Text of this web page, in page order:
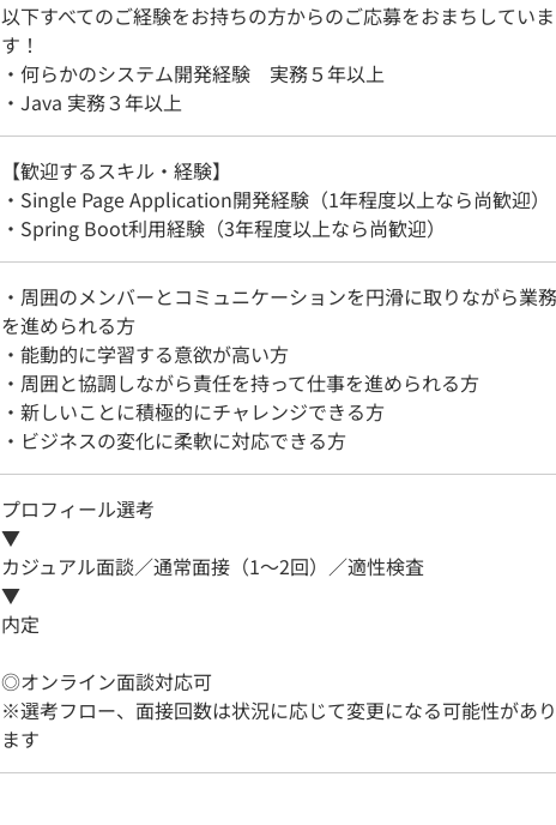
以下すべてのご経験をお持ちの方からのご応募をおまちしていま
す！
・何らかのシステム開発経験 実務５年以上
・Java 実務３年以上
【歓迎するスキル・経験】
・Single Page Application開発経験（1年程度以上なら尚歓迎）
・Spring Boot利用経験（3年程度以上なら尚歓迎）
・周囲のメンバーとコミュニケーションを円滑に取りながら業務
を進められる方
・能動的に学習する意欲が高い方
・周囲と協調しながら責任を持って仕事を進められる方
・新しいことに積極的にチャレンジできる方
・ビジネスの変化に柔軟に対応できる方
プロフィール選考
▼
カジュアル面談／通常面接（1～2回）／適性検査
▼
内定
◎オンライン面談対応可
※選考フロー、面接回数は状況に応じて変更になる可能性があり
ます